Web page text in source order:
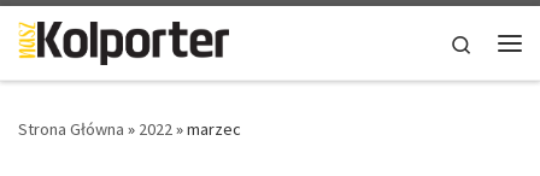
Skip to content
Search
Strona Główna » 2022»marzec